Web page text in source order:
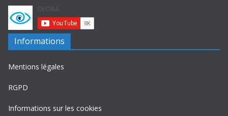
Informations
Mentions légales
RGPD
Informations sur les cookies